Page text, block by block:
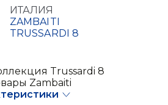
ИТАЛИЯ
ZAMBAITI
TRUSSARDI 8
Trussardi 8
Zambaiti